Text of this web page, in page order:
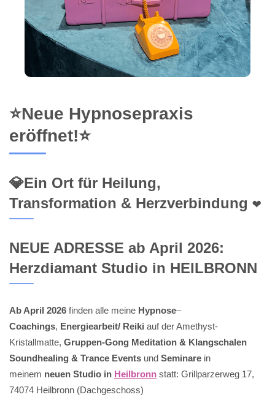
⭐Neue Hypnosepraxis
eröffnet!⭐
💎Ein Ort für Heilung,
Transformation & Herzverbindung ❤️
NEUE ADRESSE ab April 2026:
Herzdiamant Studio in HEILBRONN
Ab April 2026 finden alle meine Hypnose–
Coachings, Energiearbeit/ Reiki auf der Amethyst-
Kristallmatte, Gruppen-Gong Meditation & Klangschalen
Soundhealing & Trance Events und Seminare in
meinem neuen Studio in Heilbronn statt: Grillparzerweg 17,
74074 Heilbronn (Dachgeschoss)